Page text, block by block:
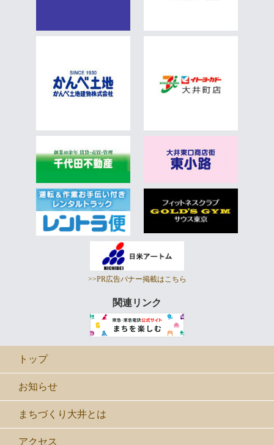
>>PR広告バナー掲載はこちら
関連リンク
トップ
お知らせ
まちづくり大井とは
アクセス